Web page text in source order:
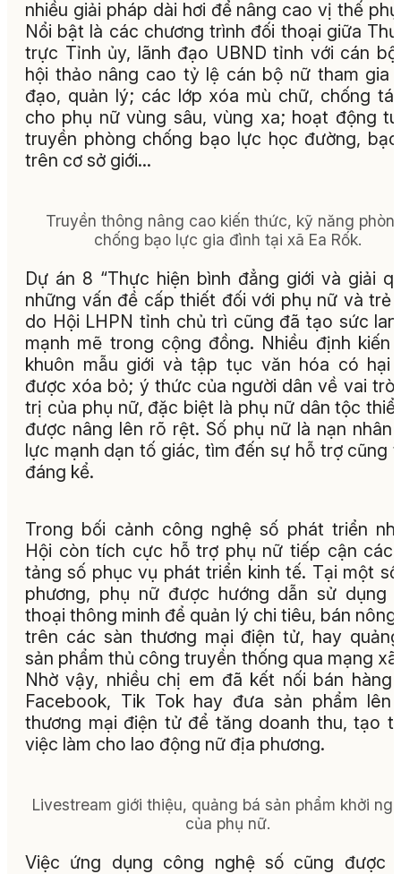
nhiều giải pháp dài hơi để nâng cao vị thế
Nổi bật là các chương trình đối thoại giữa
trực Tỉnh ủy, lãnh đạo UBND tỉnh với cán
hội thảo nâng cao tỷ lệ cán bộ nữ tham gia
đạo, quản lý; các lớp xóa mù chữ, chống
cho phụ nữ vùng sâu, vùng xa; hoạt động
truyền phòng chống bạo lực học đường,
trên cơ sở giới…
Truyền thông nâng cao kiến thức, kỹ năng
chống bạo lực gia đình tại xã Ea Rốk.
Dự án 8 “Thực hiện bình đẳng giới và giải
những vấn đề cấp thiết đối với phụ nữ và trẻ
do Hội LHPN tỉnh chủ trì cũng đã tạo sức
mạnh mẽ trong cộng đồng. Nhiều định kiến
khuôn mẫu giới và tập tục văn hóa có hại
được xóa bỏ; ý thức của người dân về vai
trị của phụ nữ, đặc biệt là phụ nữ dân tộc
được nâng lên rõ rệt. Số phụ nữ là nạn nhân
lực mạnh dạn tố giác, tìm đến sự hỗ trợ cũng
đáng kể.
Trong bối cảnh công nghệ số phát triển
Hội còn tích cực hỗ trợ phụ nữ tiếp cận các
tảng số phục vụ phát triển kinh tế. Tại một
phương, phụ nữ được hướng dẫn sử dụng
thoại thông minh để quản lý chi tiêu, bán nông
trên các sàn thương mại điện tử, hay
sản phẩm thủ công truyền thống qua mạng xã
Nhờ vậy, nhiều chị em đã kết nối bán hàng
Facebook, Tik Tok hay đưa sản phẩm lên
thương mại điện tử để tăng doanh thu, tạo
việc làm cho lao động nữ địa phương.
Livestream giới thiệu, quảng bá sản phẩm khởi
của phụ nữ.
Việc ứng dụng công nghệ số cũng được